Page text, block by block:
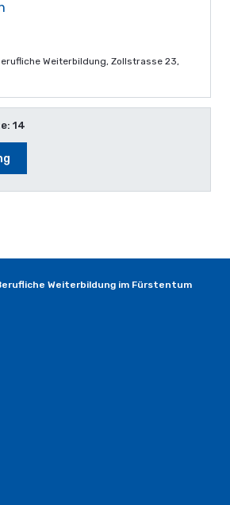
Weiterbildung, Zollstrasse 23,
14
Weiterbildung im Fürstentum